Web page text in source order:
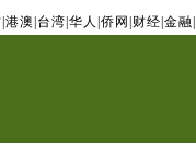
港澳 台湾 华人 侨网 财经 金融